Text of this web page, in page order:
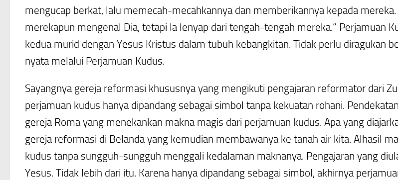
mengucap berkat, lalu memecah-mecahkannya dan memberikannya kepada
merekapun mengenal Dia, tetapi Ia lenyap dari tengah-tengah mereka.” Perjamuan
kedua murid dengan Yesus Kristus dalam tubuh kebangkitan. Tidak perlu diragukan
nyata melalui Perjamuan Kudus.
Sayangnya gereja reformasi khususnya yang mengikuti pengajaran reformator dari
perjamuan kudus hanya dipandang sebagai simbol tanpa kekuatan rohani.
gereja Roma yang menekankan makna magis dari perjamuan kudus. Apa yang
gereja reformasi di Belanda yang kemudian membawanya ke tanah air kita. Alhasil
kudus tanpa sungguh-sungguh menggali kedalaman maknanya. Pengajaran yang
Yesus. Tidak lebih dari itu. Karena hanya dipandang sebagai simbol, akhirnya